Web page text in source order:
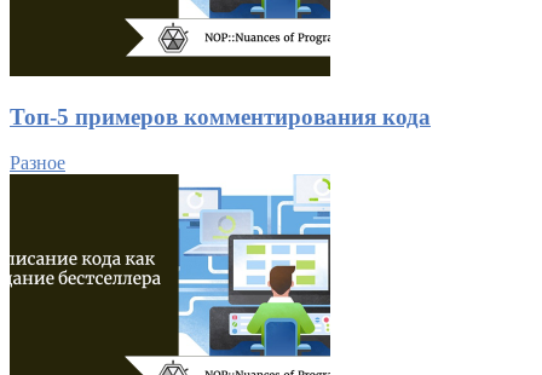
Топ-5 примеров комментирования кода
Разное